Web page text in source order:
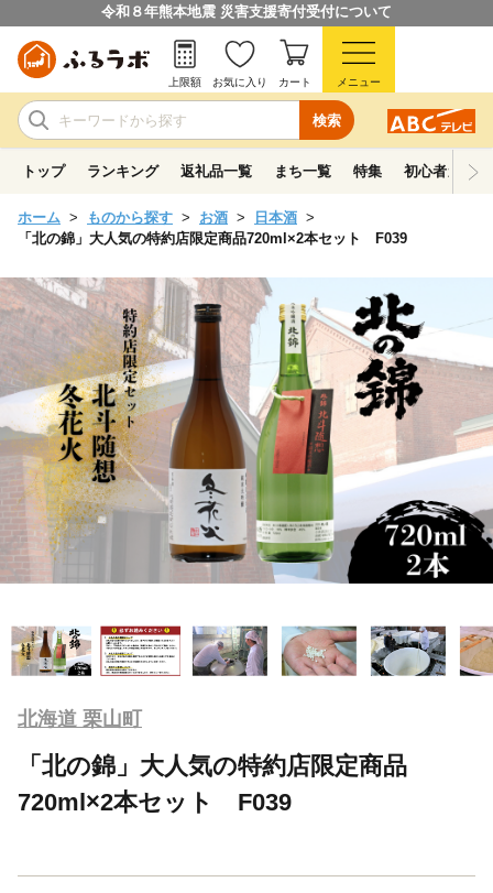
令和８年熊本地震 災害支援寄付受付について
検索
上限額 お気に入り カート メニュー
トップ ランキング 返礼品一覧 まち一覧 特集 初心者ガイド
ホーム ものから探す お酒
日本酒
「北の錦」大人気の特約店限定商品720ml×2本セット F039
北海道 栗山町
「北の錦」大人気の特約店限定商品
720ml×2本セット F039